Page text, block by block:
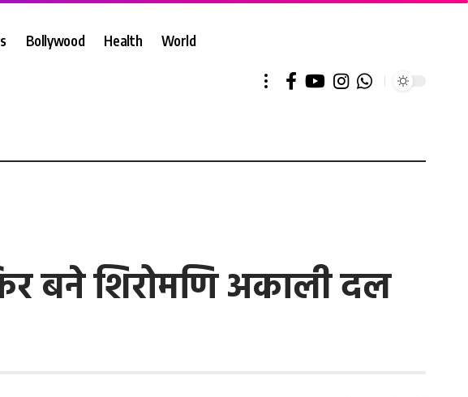
Bollywood Health World
बने शिरोमणि अकाली दल